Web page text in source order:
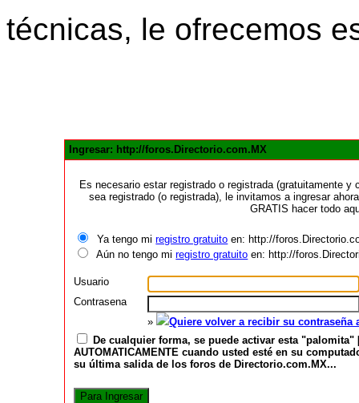
técnicas, le ofrecemos
Ingresar: http://foros.Directorio.com.MX
Es necesario estar registrado o registrada (gratuitamente
sea registrado (o registrada), le invitamos a ingresar
GRATIS hacer todo
Ya tengo miregistro gratuito en: http://
Aún no tengo miregistro gratuito en: http://
Usuario
Contrasena
»
Quiere volver a recibir su
De cualquier forma, se puede activar esta
AUTOMATICAMENTE cuando usted esté en su
su última salida de los foros de Directorio.com.MX...